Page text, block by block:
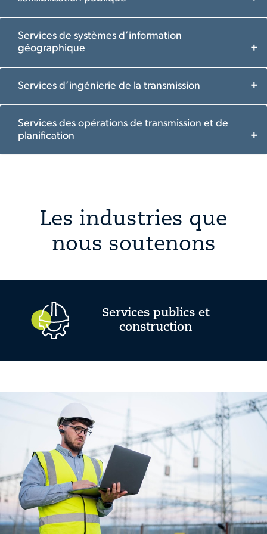
Services de systèmes d’information
géographique
Services d’ingénierie de la transmission
Services des opérations de transmission et de
planification
Les industries que
nous soutenons
Services publics et
construction